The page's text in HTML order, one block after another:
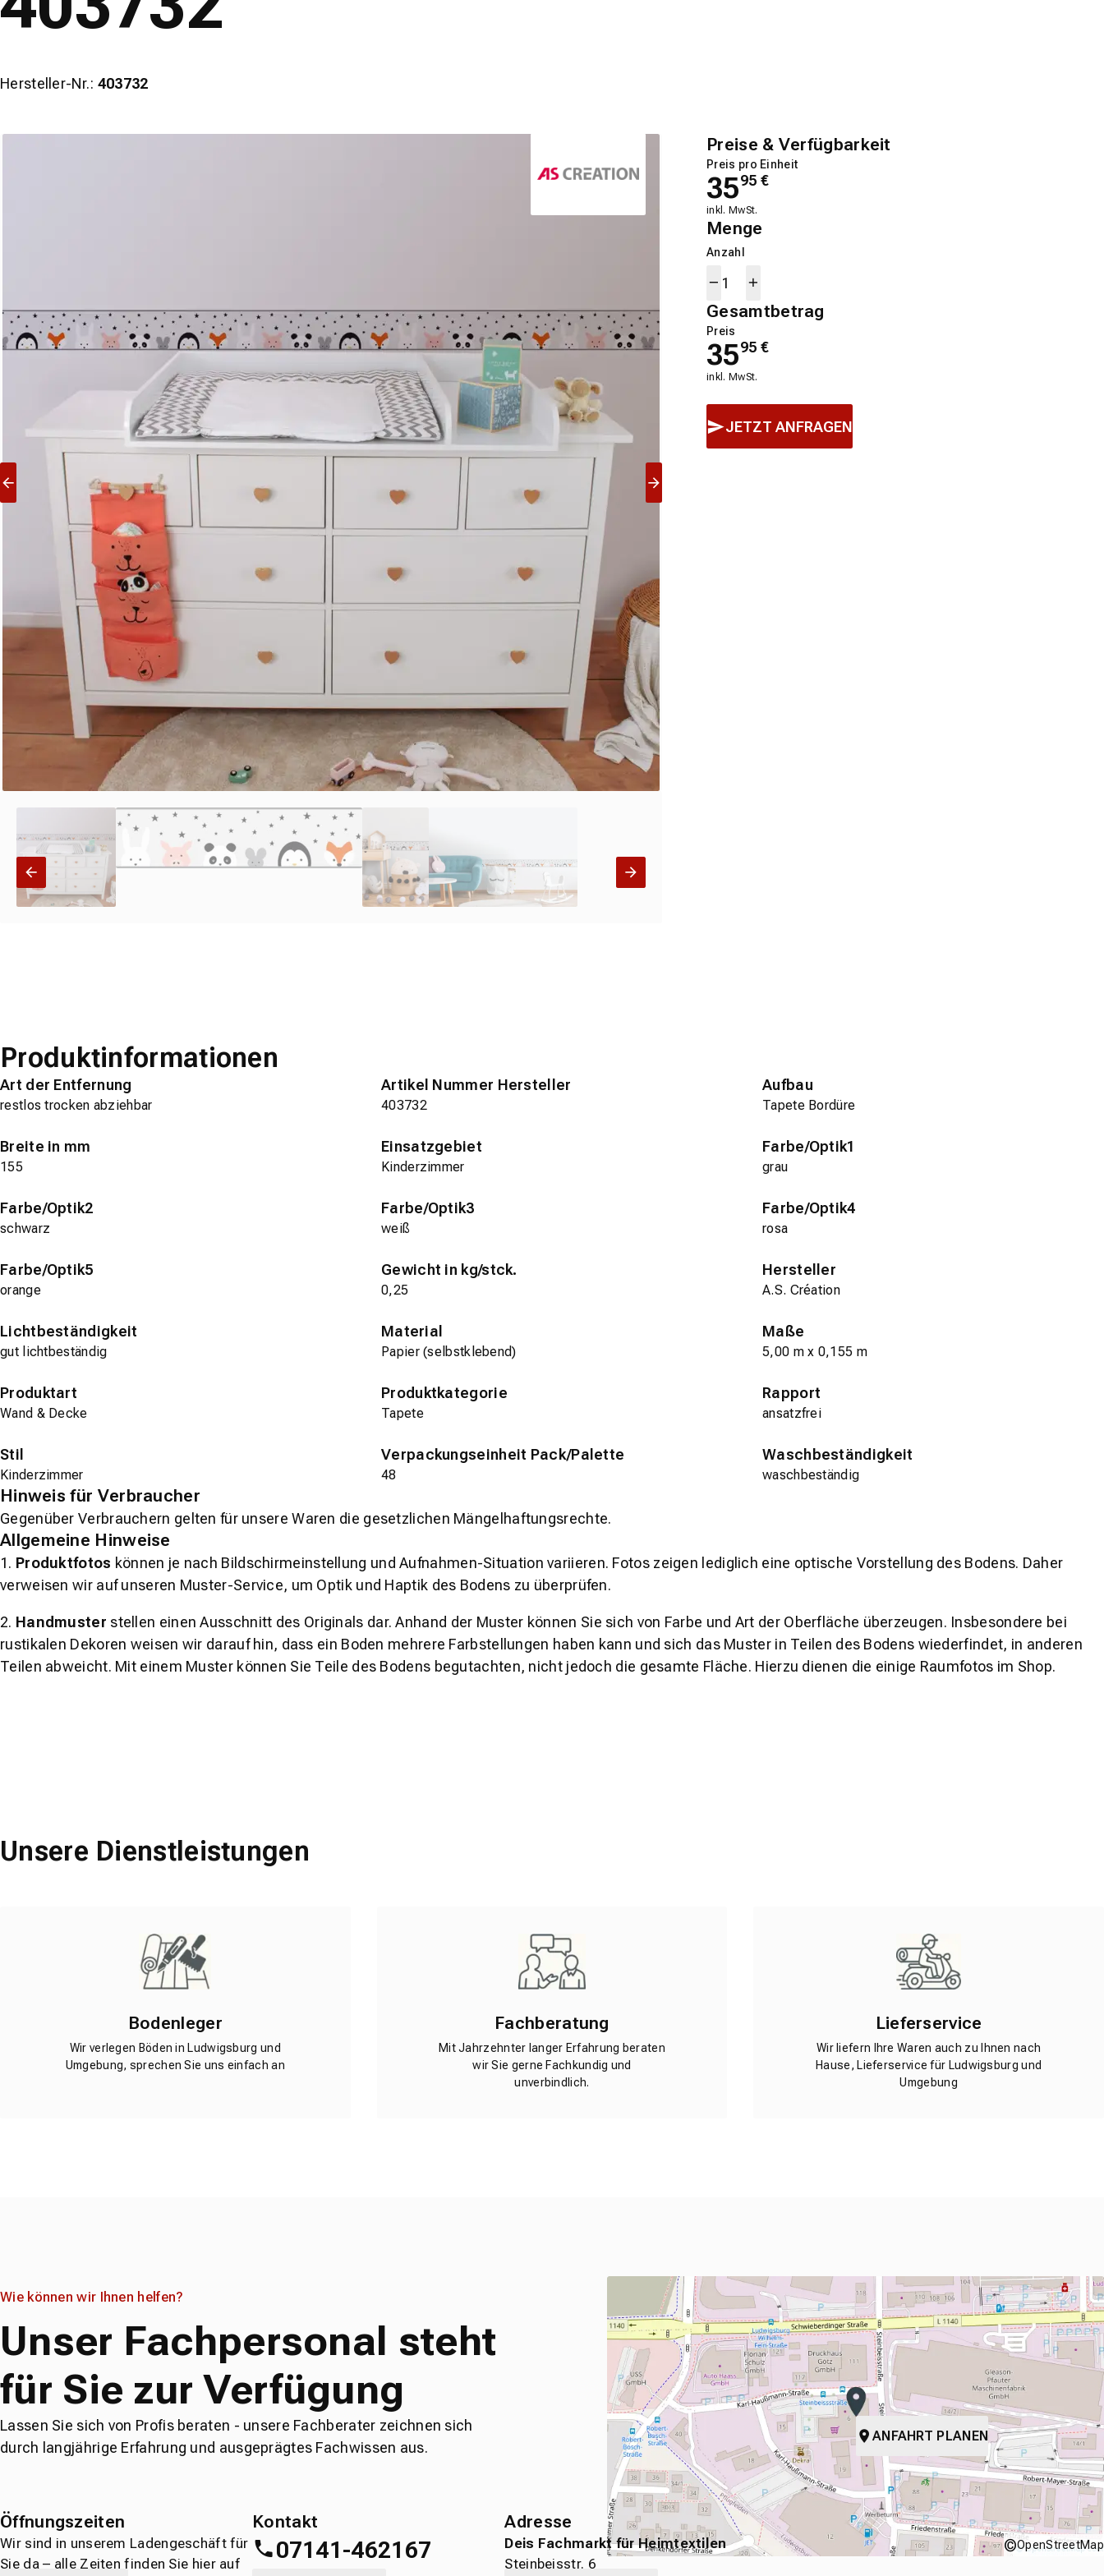
Hersteller-Nr.: 403732
Preise & Verfügbarkeit
Preis pro Einheit
3595 €
inkl. MwSt.
Menge
Anzahl
Gesamtbetrag
Preis
3595 €
inkl. MwSt.
JETZT ANFRAGEN
Produktinformationen
Art der Entfernung
restlos trocken abziehbar
Artikel Nummer Hersteller
403732
Aufbau
Tapete Bordüre
Breite in mm
155
Einsatzgebiet
Kinderzimmer
Farbe/Optik1
grau
Farbe/Optik2
schwarz
Farbe/Optik3
weiß
Farbe/Optik4
rosa
Farbe/Optik5
orange
Gewicht in kg/stck.
0,25
Hersteller
A.S. Création
Lichtbeständigkeit
gut lichtbeständig
Material
Papier (selbstklebend)
Maße
5,00 m x 0,155 m
Produktart
Wand & Decke
Produktkategorie
Tapete
Rapport
ansatzfrei
Stil
Kinderzimmer
Verpackungseinheit Pack/Palette
48
Waschbeständigkeit
waschbeständig
Hinweis für Verbraucher
Gegenüber Verbrauchern gelten für unsere Waren die gesetzlichen Mängelhaftungsrechte.
Allgemeine Hinweise
1. Produktfotos können je nach Bildschirmeinstellung und Aufnahmen-Situation variieren. Fotos zeigen lediglich eine optische Vorstellung des Bodens. Daher
verweisen wir auf unseren Muster-Service, um Optik und Haptik des Bodens zu überprüfen.
2. Handmuster stellen einen Ausschnitt des Originals dar. Anhand der Muster können Sie sich von Farbe und Art der Oberfläche überzeugen. Insbesondere bei
rustikalen Dekoren weisen wir darauf hin, dass ein Boden mehrere Farbstellungen haben kann und sich das Muster in Teilen des Bodens wiederfindet, in anderen
Teilen abweicht. Mit einem Muster können Sie Teile des Bodens begutachten, nicht jedoch die gesamte Fläche. Hierzu dienen die einige Raumfotos im Shop.
Unsere Dienstleistungen
Bodenleger
Wir verlegen Böden in Ludwigsburg und
Umgebung, sprechen Sie uns einfach an
Fachberatung
Mit Jahrzehnter langer Erfahrung beraten
wir Sie gerne Fachkundig und
unverbindlich.
Lieferservice
Wir liefern Ihre Waren auch zu Ihnen nach
Hause, Lieferservice für Ludwigsburg und
Umgebung
Wie können wir Ihnen helfen?
Unser Fachpersonal steht
für Sie zur Verfügung
Lassen Sie sich von Profis beraten - unsere Fachberater zeichnen sich
durch langjährige Erfahrung und ausgeprägtes Fachwissen aus.
Öffnungszeiten
Wir sind in unserem Ladengeschäft für
Sie da – alle Zeiten finden Sie hier auf
Kontakt
07141-462167
Adresse
Deis Fachmarkt für Heimtextilen
Steinbeisstr. 6
ANFAHRT PLANEN
©OpenStreetMap